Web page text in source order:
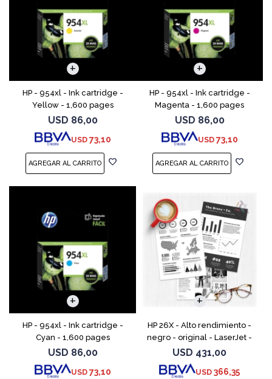
HP - 954xl - Ink cartridge -
Yellow - 1,600 pages
USD 86,00
USD 73,10
HP - 954xl - Ink cartridge -
Magenta - 1,600 pages
USD 86,00
USD 73,10
HP - 954xl - Ink cartridge -
Cyan - 1,600 pages
USD 86,00
USD 73,10
HP 26X - Alto rendimiento -
negro - original - LaserJet -
cartucho de tóner (CF226X) -
para LaserJet Pro M402, MFP
M426
USD 431,00
USD 366,35